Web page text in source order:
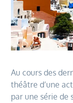
Au cours des
théâtre d’une
par une série de